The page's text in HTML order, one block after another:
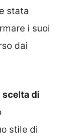
stata
i suoi
dai
scelta di
stile di